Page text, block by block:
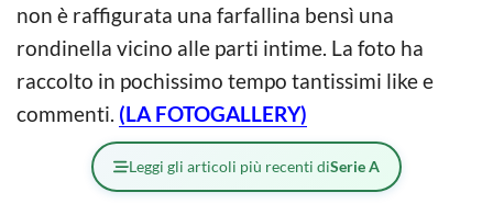
non è raffigurata una farfallina bensì una
rondinella vicino alle parti intime. La foto ha
raccolto in pochissimo tempo tantissimi like e
commenti. (LA FOTOGALLERY)
Leggi gli articoli più recenti diSerie A